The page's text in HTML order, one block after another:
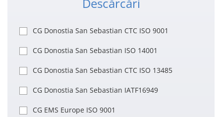
Descărcări
CG Donostia San Sebastian CTC ISO 9001
CG Donostia San Sebastian ISO 14001
CG Donostia San Sebastian CTC ISO 13485
CG Donostia San Sebastian IATF16949
CG EMS Europe ISO 9001